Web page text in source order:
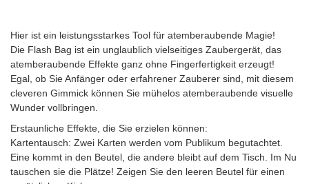
Hier ist ein leistungsstarkes Tool für atemberaubende Magie!
Die Flash Bag ist ein unglaublich vielseitiges Zaubergerät, das
atemberaubende Effekte ganz ohne Fingerfertigkeit erzeugt!
Egal, ob Sie Anfänger oder erfahrener Zauberer sind, mit diesem
cleveren Gimmick können Sie mühelos atemberaubende visuelle
Wunder vollbringen.
Erstaunliche Effekte, die Sie erzielen können:
Kartentausch: Zwei Karten werden vom Publikum begutachtet.
Eine kommt in den Beutel, die andere bleibt auf dem Tisch. Im Nu
tauschen sie die Plätze! Zeigen Sie den leeren Beutel für einen